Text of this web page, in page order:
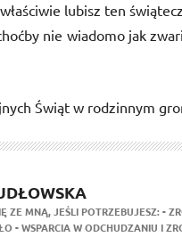
lubisz ten
nie wiadomo jak
Świąt w rodzinnym
ZE MNĄ, JEŚLI POTRZEBUJESZ:-
- WSPARCIA W ODCHUDZANIU I